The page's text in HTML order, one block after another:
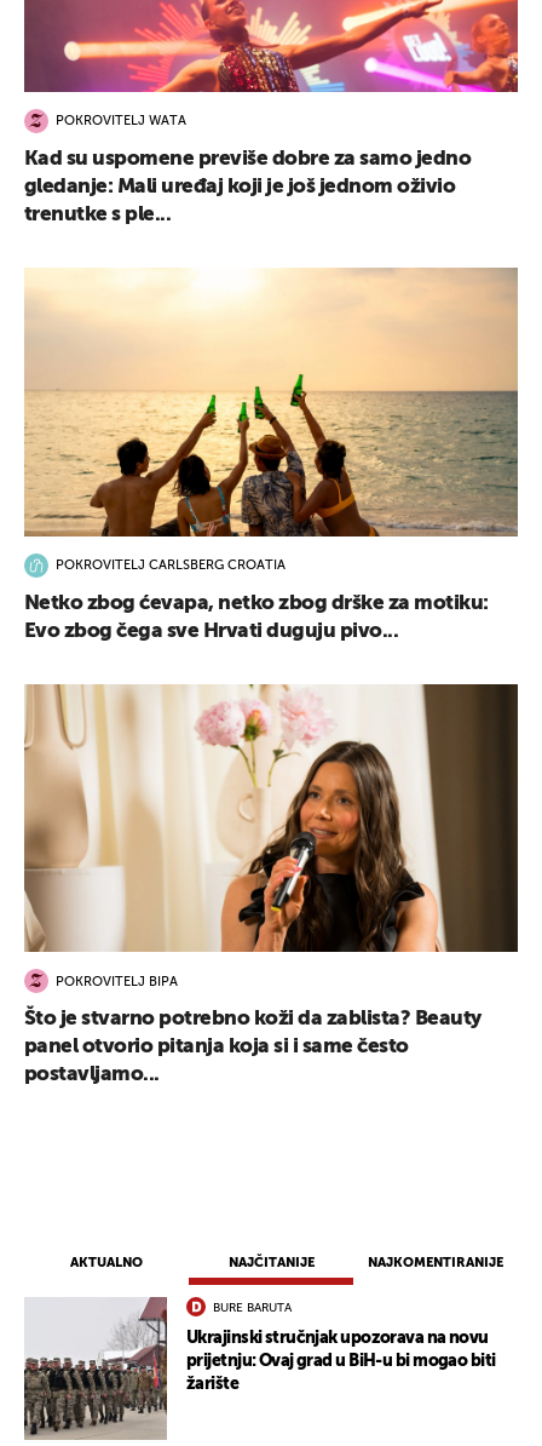
AKTUALNO NAJČITANIJE NAJKOMENTIRANIJE
BURE BARUTA
Ukrajinski stručnjak upozorava na novu
prijetnju: Ovaj grad u BiH-u bi mogao biti
žarište
POKROVITELJ WATA
Kad su uspomene previše dobre za samo jedno
gledanje: Mali uređaj koji je još jednom oživio
trenutke s ple...
POKROVITELJ CARLSBERG CROATIA
Netko zbog ćevapa, netko zbog drške za motiku:
Evo zbog čega sve Hrvati duguju pivo...
POKROVITELJ BIPA
Što je stvarno potrebno koži da zablista? Beauty
panel otvorio pitanja koja si i same često
postavljamo...